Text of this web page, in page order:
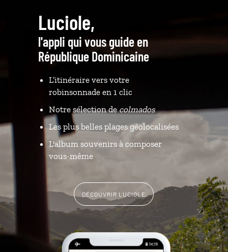
Luciole,
l'appli qui vous guide en
République Dominicaine
L’itinéraire vers votre
robinsonnade en 1 clic
Notre sélection decolmados
Les plus belles plages géolocalisées
L'album souvenirs à composer
vous-même
DÉCOUVRIR LUCIOLE